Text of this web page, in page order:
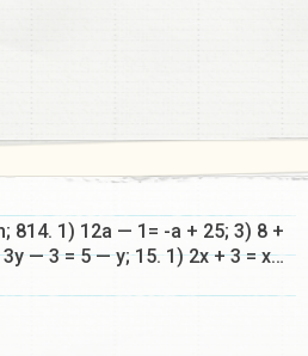
814. 1) 12a — 1= -a + 25; 3) 8 +
— 3 = 5 — y; 15. 1) 2x + 3 = x…